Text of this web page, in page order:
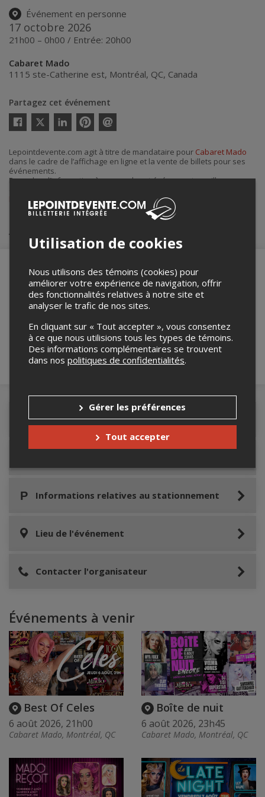
Événement en personne
17 octobre 2026
21h00 – 0h00 / Entrée: 20h00
Cabaret Mado
1115 ste-Catherine est, Montréal, QC, Canada
Partagez cet événement
Twitter
courriel
Lepointdevente.com agit à titre de mandataire pour Cabaret Mado
dans le cadre de l’affichage en ligne et la vente de billets pour ses
événements.
Pour plus d’information à propos de cet événement, veuillez
billetcabaret@gmail.com.
Achat de billets
Merci de confirmer que vous n'êtes pas un
robot ci-bas.
Détails de l'événement
Informations relatives au stationnement
Lieu de l'événement
Contacter l'organisateur
Événements à venir
Best Of Celes
6 août 2026, 21h00
Cabaret Mado, Montréal, QC
Boîte de nuit
6 août 2026, 23h45
Cabaret Mado, Montréal, QC
Utilisation de cookies
Nous utilisons des témoins (cookies) pour
améliorer votre expérience de navigation, offrir
des fonctionnalités relatives à notre site et
analyser le trafic de nos sites.
En cliquant sur « Tout accepter », vous consentez
à ce que nous utilisions tous les types de témoins.
Des informations complémentaires se trouvent
dans nos politiques de confidentialités.
Gérer les préférences
Tout accepter